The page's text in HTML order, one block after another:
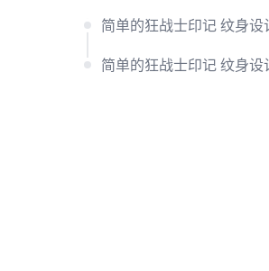
简单的狂战士印记 纹身设
简单的狂战士印记 纹身设